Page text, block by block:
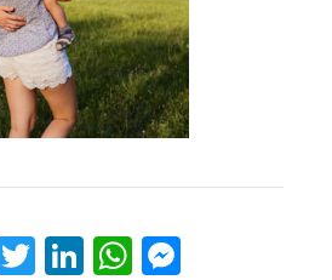
Facebook
Twitter
LinkedIn
WhatsApp